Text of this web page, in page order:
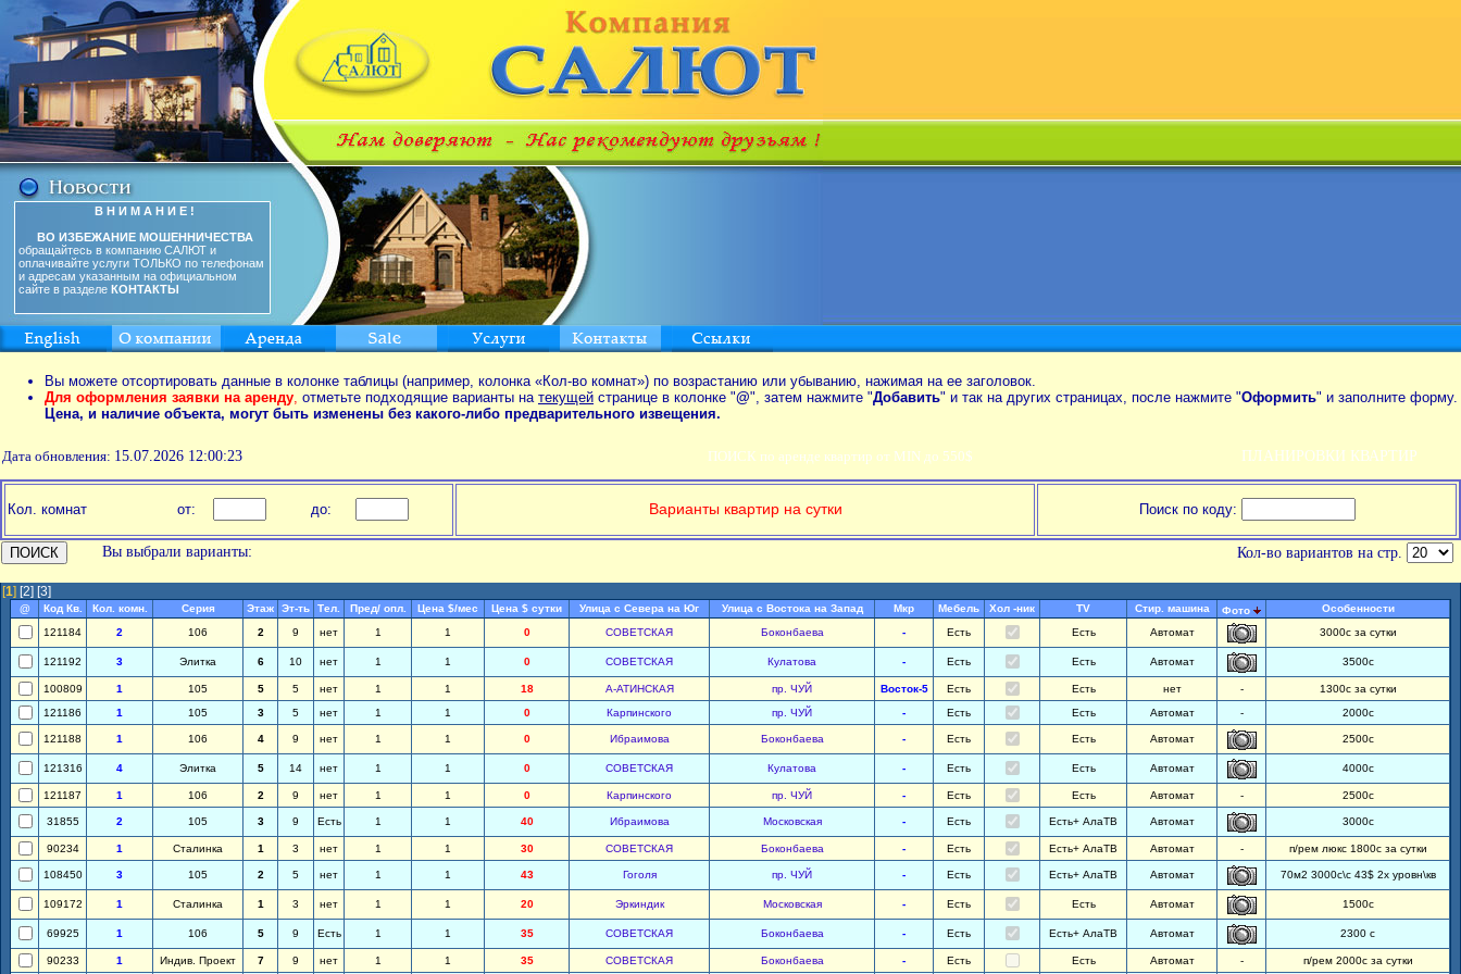
В Н И М А Н И Е !
ВО ИЗБЕЖАНИЕ МОШЕННИЧЕСТВА
обращайтесь в компанию САЛЮТ и
оплачивайте услуги ТОЛЬКО по телефонам
и адресам указанным на официальном
сайте в разделе КОНТАКТЫ
Вы можете отсортировать данные в колонке таблицы (например, колонка «Кол-во комнат») по возрастанию или убыванию, нажимая на ее заголовок.
Для оформления заявки на аренду, отметьте подходящие варианты на текущей странице в колонке "@", затем нажмите "Добавить" и так на других страницах, после нажмите "Оформить" и заполните форму.
Цена, и наличие объекта, могут быть изменены без какого-либо предварительного извещения.
Дата обновления: 15.07.2026 12:00:23 ПОИСК по аренде квартир от MIN до 550$ ПЛАНИРОВКИ КВАРТИР
Кол. комнат от: до: Варианты квартир на сутки Поиск по коду:
Вы выбрали варианты: Кол-во вариантов на стр.
[1] [2] [3]
@ Код Кв. Кол. комн. Серия Этаж Эт-ть Тел. Пред/ опл. Цена $/мес Цена $ сутки Улица с Севера на Юг Улица с Востока на Запад Мкр Мебель Хол -ник TV Стир. машина Фото
Особенности
121184
2 106 2 9 нет 1 1 0 СОВЕТСКАЯ Боконбаева - Есть Есть Автомат 3000с за сутки
121192 3 Элитка 6 10 нет 1 1 0 СОВЕТСКАЯ Кулатова - Есть Есть Автомат 3500с
100809 1 105 5 5 нет 1 1 18 А-АТИНСКАЯ пр. ЧУЙ Восток-5 Есть Есть нет -
1300с за сутки
121186
1 105 3 5 нет 1 1 0 Карпинского пр. ЧУЙ - Есть Есть Автомат - 2000с
121188 1 106 4 9 нет 1 1 0 Ибраимова Боконбаева - Есть Есть Автомат 2500с
121316 4 Элитка 5 14 нет 1 1 0 СОВЕТСКАЯ Кулатова - Есть Есть Автомат 4000с
121187 1 106 2 9 нет 1 1 0 Карпинского пр. ЧУЙ - Есть Есть Автомат - 2500с
31855 2 105 3 9 Есть 1 1 40 Ибраимова Московская - Есть Есть+ АлаТВ Автомат 3000с
90234 1 Сталинка 1 3 нет 1 1 30 СОВЕТСКАЯ Боконбаева - Есть Есть+ АлаТВ Автомат - п/рем люкс 1800с за сутки
108450 3 105 2 5 нет 1 1 43 Гоголя пр. ЧУЙ - Есть Есть+ АлаТВ Автомат 70м2 3000с\с 43$ 2х уровн\кв
109172 1 Сталинка 1 3 нет 1 1 20 Эркиндик Московская - Есть Есть Автомат 1500с
69925 1 106 5 9 Есть 1 1 35 СОВЕТСКАЯ Боконбаева - Есть Есть+ АлаТВ Автомат 2300 с
90233 1 Индив. Проект 7 9 нет 1 1 35 СОВЕТСКАЯ Боконбаева - Есть Есть Автомат - п/рем 2000с за сутки